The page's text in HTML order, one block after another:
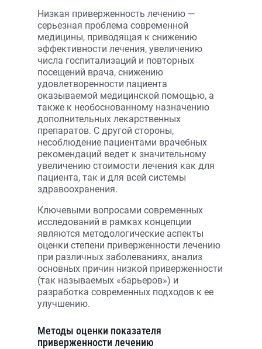
Низкая приверженность лечению —
серьезная проблема современной
медицины, приводящая к снижению
эффективности лечения, увеличению
числа госпитализаций и повторных
посещений врача, снижению
удовлетворенности пациента
оказываемой медицинской помощью, а
также к необоснованному назначению
дополнительных лекарственных
препаратов. С другой стороны,
несоблюдение пациентами врачебных
рекомендаций ведет к значительному
увеличению стоимости лечения как для
пациента, так и для всей системы
здравоохранения.
Ключевыми вопросами современных
исследований в рамках концепции
являются методологические аспекты
оценки степени приверженности лечению
при различных заболеваниях, анализ
основных причин низкой приверженности
(так называемых «барьеров») и
разработка современных подходов к ее
улучшению.
Методы оценки показателя
приверженности лечению